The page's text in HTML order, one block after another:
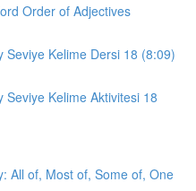
Order of Adjectives
Seviye Kelime Dersi 18 (8:09)
Seviye Kelime Aktivitesi 18
All of, Most of, Some of, One